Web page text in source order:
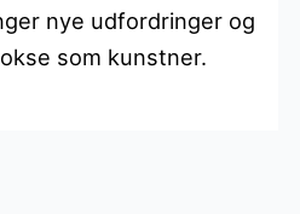
nye udfordringer og
som kunstner.